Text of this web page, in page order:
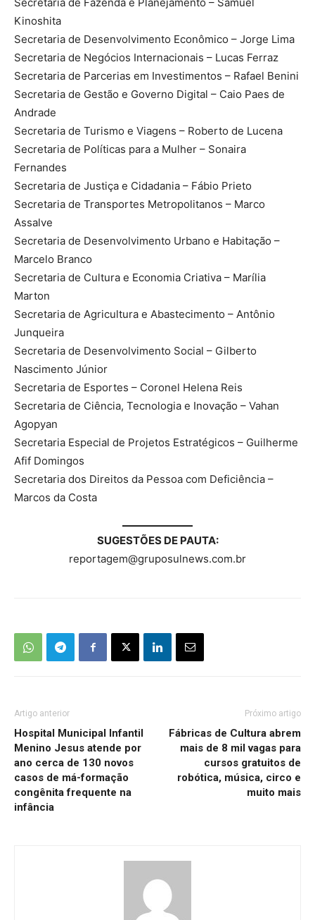
Kinoshita
Secretaria de Desenvolvimento Econômico – Jorge Lima
Secretaria de Negócios Internacionais – Lucas Ferraz
Secretaria de Parcerias em Investimentos – Rafael Benini
Secretaria de Gestão e Governo Digital – Caio Paes de
Andrade
Secretaria de Turismo e Viagens – Roberto de Lucena
Secretaria de Políticas para a Mulher – Sonaira
Fernandes
Secretaria de Justiça e Cidadania – Fábio Prieto
Secretaria de Transportes Metropolitanos – Marco
Assalve
Secretaria de Desenvolvimento Urbano e Habitação –
Marcelo Branco
Secretaria de Cultura e Economia Criativa – Marília
Marton
Secretaria de Agricultura e Abastecimento – Antônio
Junqueira
Secretaria de Desenvolvimento Social – Gilberto
Nascimento Júnior
Secretaria de Esportes – Coronel Helena Reis
Secretaria de Ciência, Tecnologia e Inovação – Vahan
Agopyan
Secretaria Especial de Projetos Estratégicos – Guilherme
Afif Domingos
Secretaria dos Direitos da Pessoa com Deficiência –
Marcos da Costa
SUGESTÕES DE PAUTA:
reportagem@gruposulnews.com.br
Artigo anterior
Hospital Municipal Infantil
Menino Jesus atende por
ano cerca de 130 novos
casos de má-formação
congênita frequente na
infância
Próximo artigo
Fábricas de Cultura abrem
mais de 8 mil vagas para
cursos gratuitos de
robótica, música, circo e
muito mais